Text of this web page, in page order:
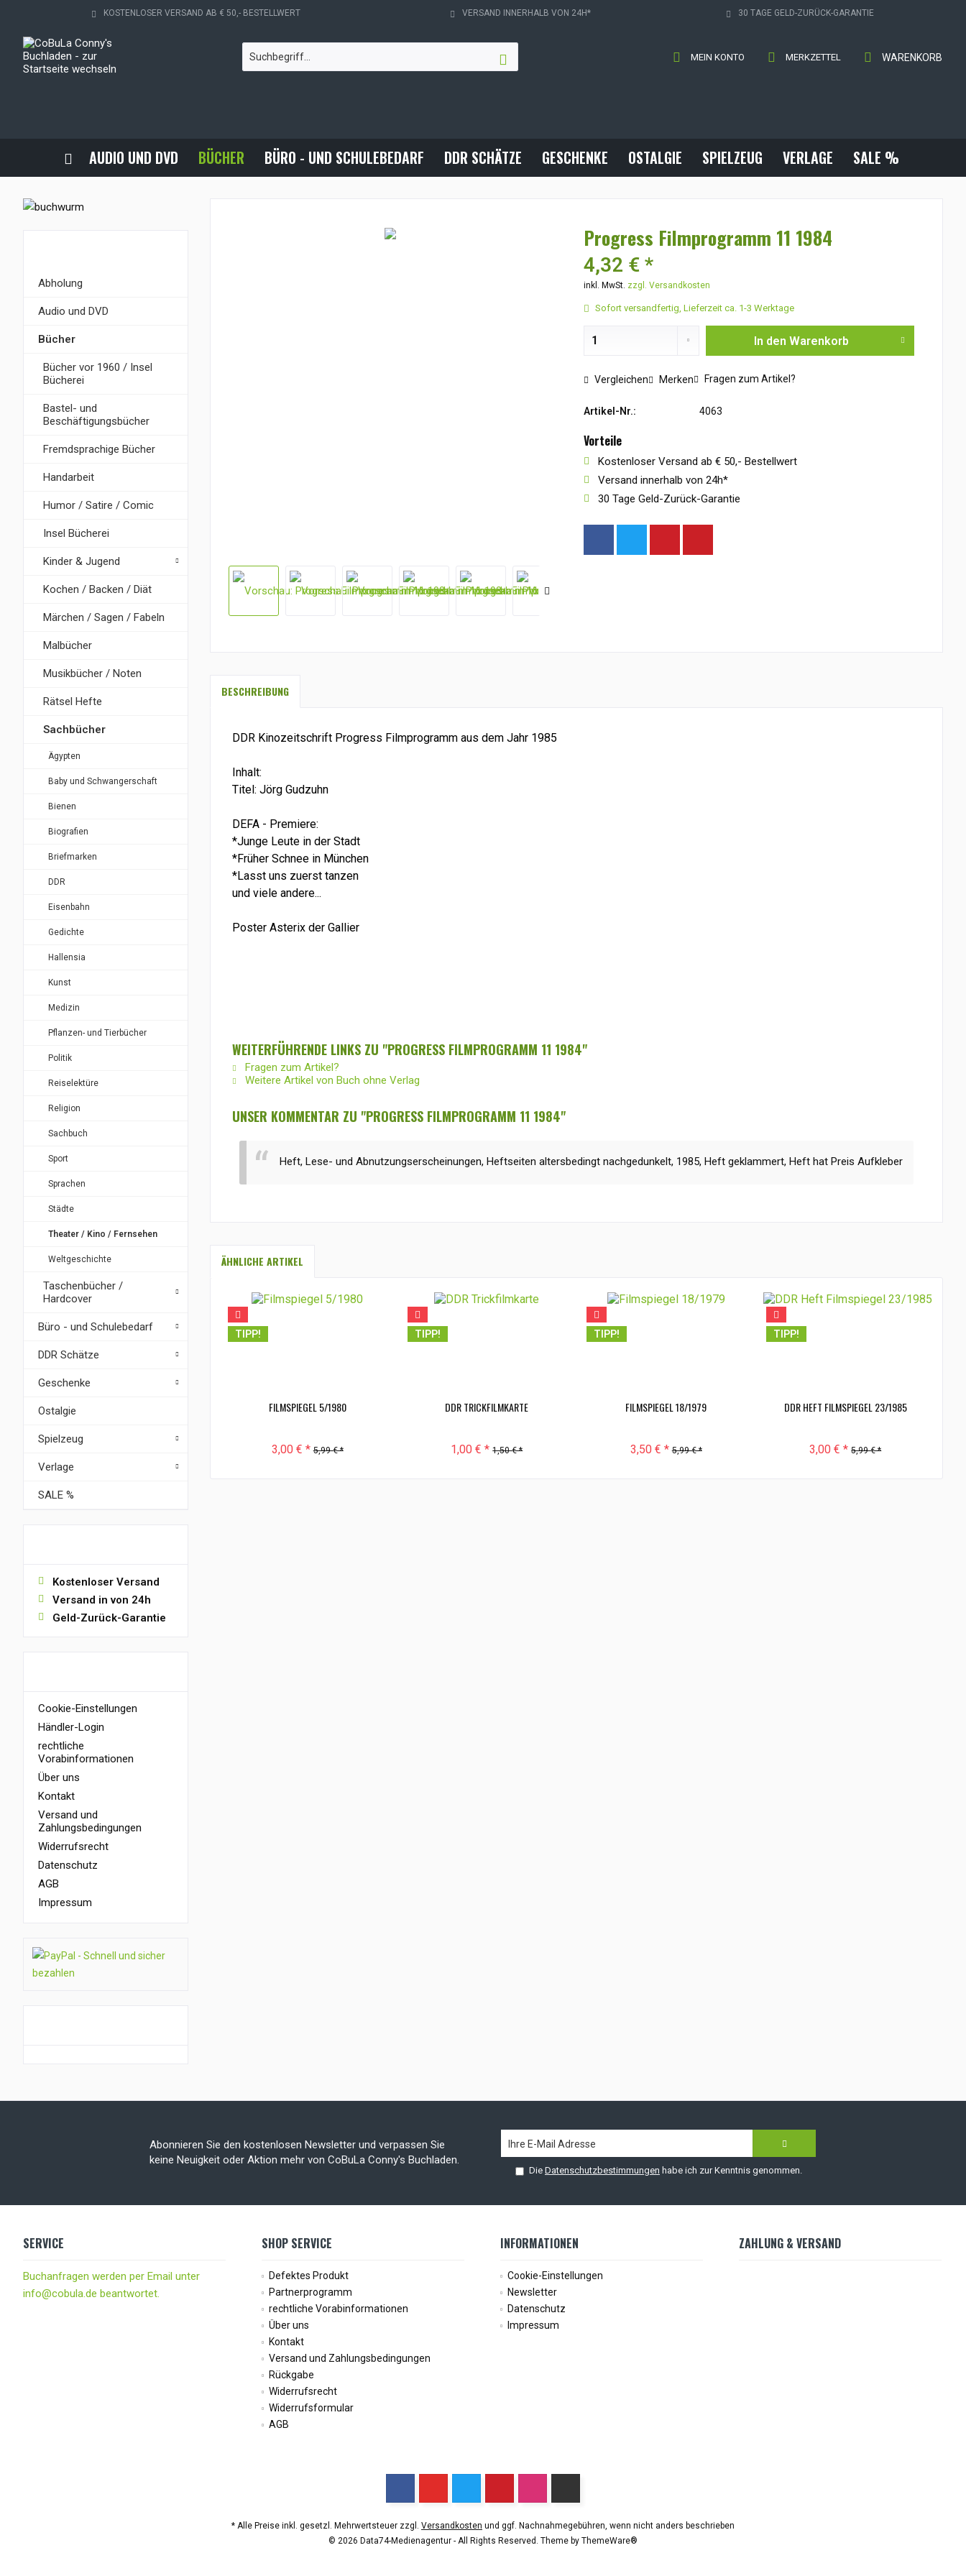
KOSTENLOSER VERSAND AB € 50,- BESTELLWERT VERSAND INNERHALB VON 24H* 30 TAGE GELD-ZURÜCK-GARANTIE
WARENKORB
MERKZETTEL
MEIN KONTO
AUDIO UND DVD BÜCHER BÜRO - UND SCHULEBEDARF DDR SCHÄTZE GESCHENKE OSTALGIE SPIELZEUG VERLAGE SALE %
Abholung
Audio und DVD
Bücher
Bücher vor 1960 / Insel
Bücherei
Bastel- und
Beschäftigungsbücher
Fremdsprachige Bücher
Handarbeit
Humor / Satire / Comic
Insel Bücherei
Kinder & Jugend
Kochen / Backen / Diät
Märchen / Sagen / Fabeln
Malbücher
Musikbücher / Noten
Rätsel Hefte
Sachbücher
Ägypten
Baby und Schwangerschaft
Bienen
Biografien
Briefmarken
DDR
Eisenbahn
Gedichte
Hallensia
Kunst
Medizin
Pflanzen- und Tierbücher
Politik
Reiselektüre
Religion
Sachbuch
Sport
Sprachen
Städte
Theater / Kino / Fernsehen
Weltgeschichte
Taschenbücher /
Hardcover
Büro - und Schulebedarf
DDR Schätze
Geschenke
Ostalgie
Spielzeug
Verlage
SALE %
Kostenloser Versand
Versand in von 24h
Geld-Zurück-Garantie
Cookie-Einstellungen
Händler-Login
rechtliche
Vorabinformationen
Über uns
Kontakt
Versand und
Zahlungsbedingungen
Widerrufsrecht
Datenschutz
AGB
Impressum
Progress Filmprogramm 11 1984
4,32 € *
inkl. MwSt. zzgl. Versandkosten
Sofort versandfertig, Lieferzeit ca. 1-3 Werktage
In den Warenkorb
Vergleichen Merken Fragen zum Artikel?
Artikel-Nr.: 4063
Vorteile
Kostenloser Versand ab € 50,- Bestellwert
Versand innerhalb von 24h*
30 Tage Geld-Zurück-Garantie
BESCHREIBUNG
DDR Kinozeitschrift Progress Filmprogramm aus dem Jahr 1985
Inhalt:
Titel: Jörg Gudzuhn
DEFA - Premiere:
*Junge Leute in der Stadt
*Früher Schnee in München
*Lasst uns zuerst tanzen
und viele andere...
Poster Asterix der Gallier
WEITERFÜHRENDE LINKS ZU "PROGRESS FILMPROGRAMM 11 1984"
Fragen zum Artikel?
Weitere Artikel von Buch ohne Verlag
UNSER KOMMENTAR ZU "PROGRESS FILMPROGRAMM 11 1984"
Heft, Lese- und Abnutzungserscheinungen, Heftseiten altersbedingt nachgedunkelt, 1985, Heft geklammert, Heft hat Preis Aufkleber
ÄHNLICHE ARTIKEL
TIPP!
FILMSPIEGEL 5/1980
3,00 € * 5,99 € *
TIPP!
DDR TRICKFILMKARTE
1,00 € * 1,50 € *
TIPP!
FILMSPIEGEL 18/1979
3,50 € * 5,99 € *
TIPP!
DDR HEFT FILMSPIEGEL 23/1985
3,00 € * 5,99 € *
Abonnieren Sie den kostenlosen Newsletter und verpassen Sie
keine Neuigkeit oder Aktion mehr von CoBuLa Conny's Buchladen.
Die Datenschutzbestimmungen habe ich zur Kenntnis genommen.
SERVICE
Buchanfragen werden per Email unter
info@cobula.de beantwortet.
SHOP SERVICE
Defektes Produkt
Partnerprogramm
rechtliche Vorabinformationen
Über uns
Kontakt
Versand und Zahlungsbedingungen
Rückgabe
Widerrufsrecht
Widerrufsformular
AGB
INFORMATIONEN
Cookie-Einstellungen
Newsletter
Datenschutz
Impressum
ZAHLUNG & VERSAND
* Alle Preise inkl. gesetzl. Mehrwertsteuer zzgl. Versandkosten und ggf. Nachnahmegebühren, wenn nicht anders beschrieben
© 2026 Data74-Medienagentur - All Rights Reserved. Theme by ThemeWare®